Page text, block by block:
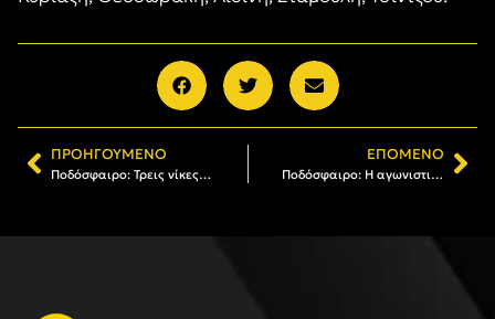
ΠΡΟΗΓΟΎΜΕΝΟ
Ποδόσφαιρο: Τρεις νίκες και μία ισοπαλία για τα τμήματα υποδομής του ΑΡΗ
ΕΠΌΜΕΝΟ
Ποδόσφαιρο: Η αγωνιστική δραστηριότητα των τμημάτων του Α.Σ. ΑΡΗΣ